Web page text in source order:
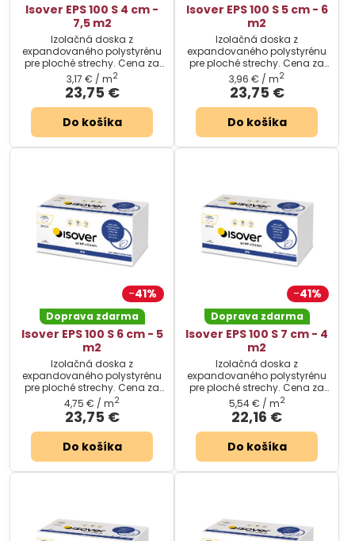
Isover EPS 100 S 4 cm -
7,5 m2
Izolačná doska z
expandovaného polystyrénu
pre ploché strechy. Cena za
balenie.
23,75 €
3,17 € / m2
Do košíka
Isover EPS 100 S 5 cm - 6
m2
Izolačná doska z
expandovaného polystyrénu
pre ploché strechy. Cena za
balenie.
23,75 €
3,96 € / m2
Do košíka
41%
Doprava zdarma
Isover EPS 100 S 6 cm - 5
m2
Izolačná doska z
expandovaného polystyrénu
pre ploché strechy. Cena za
balenie.
23,75 €
4,75 € / m2
Do košíka
41%
Doprava zdarma
Isover EPS 100 S 7 cm - 4
m2
Izolačná doska z
expandovaného polystyrénu
pre ploché strechy. Cena za
balenie.
22,16 €
5,54 € / m2
Do košíka